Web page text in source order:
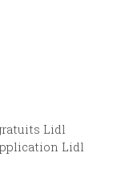
Lidl
Lidl